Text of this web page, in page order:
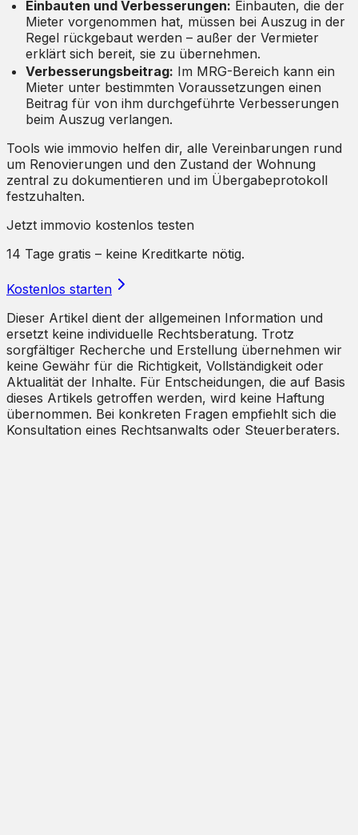
Einbauten und Verbesserungen: Einbauten, die der
Mieter vorgenommen hat, müssen bei Auszug in der
Regel rückgebaut werden – außer der Vermieter
erklärt sich bereit, sie zu übernehmen.
Verbesserungsbeitrag: Im MRG-Bereich kann ein
Mieter unter bestimmten Voraussetzungen einen
Beitrag für von ihm durchgeführte Verbesserungen
beim Auszug verlangen.
Tools wie immovio helfen dir, alle Vereinbarungen rund
um Renovierungen und den Zustand der Wohnung
zentral zu dokumentieren und im Übergabeprotokoll
festzuhalten.
Jetzt immovio kostenlos testen
14 Tage gratis – keine Kreditkarte nötig.
Kostenlos starten
Dieser Artikel dient der allgemeinen Information und
ersetzt keine individuelle Rechtsberatung. Trotz
sorgfältiger Recherche und Erstellung übernehmen wir
keine Gewähr für die Richtigkeit, Vollständigkeit oder
Aktualität der Inhalte. Für Entscheidungen, die auf Basis
dieses Artikels getroffen werden, wird keine Haftung
übernommen. Bei konkreten Fragen empfiehlt sich die
Konsultation eines Rechtsanwalts oder Steuerberaters.